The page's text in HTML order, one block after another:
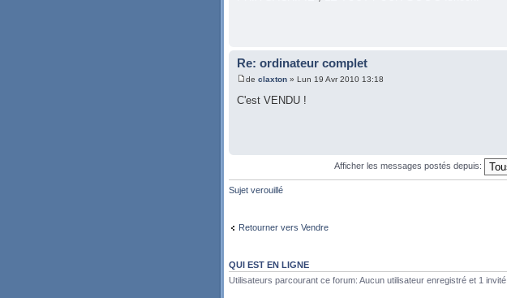
Re: ordinateur complet
de claxton » Lun 19 Avr 2010 13:18
C'est VENDU !
Afficher les messages postés depuis:
Sujet verouillé
Retourner vers Vendre
QUI EST EN LIGNE
Utilisateurs parcourant ce forum: Aucun utilisateur enregistré et 1 invité